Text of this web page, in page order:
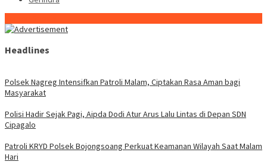
Headlines
Polsek Nagreg Intensifkan Patroli Malam, Ciptakan Rasa Aman bagi
Masyarakat
Polisi Hadir Sejak Pagi, Aipda Dodi Atur Arus Lalu Lintas di Depan SDN
Cipagalo
Patroli KRYD Polsek Bojongsoang Perkuat Keamanan Wilayah Saat Malam
Hari